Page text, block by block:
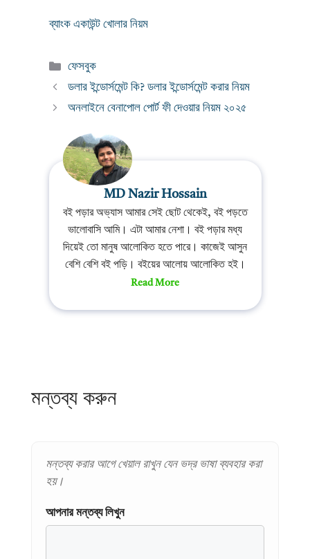
ব্যাংক একাউন্ট খোলার নিয়ম
Categories
ফেসবুক
ডলার ইন্ডোর্সমেন্ট কি? ডলার ইন্ডোর্সমেন্ট করার নিয়ম
অনলাইনে বেনাপোল পোর্ট ফী দেওয়ার নিয়ম ২০২৫
MD Nazir Hossain
বই পড়ার অভ্যাস আমার সেই ছোট থেকেই, বই পড়তে
ভালোবাসি আমি। এটা আমার নেশা। বই পড়ার মধ্য
দিয়েই তো মানুষ আলোকিত হতে পারে। কাজেই আসুন
বেশি বেশি বই পড়ি। বইয়ের আলোয় আলোকিত হই।
Read More
মন্তব্য করুন
মন্তব্য করার আগে খেয়াল রাখুন যেন ভদ্র ভাষা ব্যবহার করা
হয়।
আপনার মন্তব্য লিখুন